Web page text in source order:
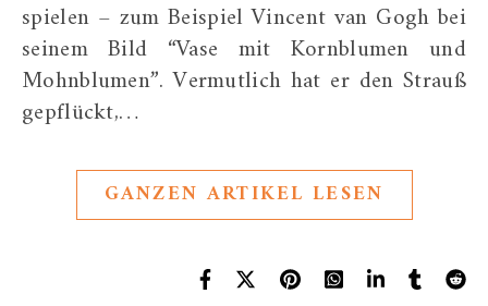
spielen – zum Beispiel Vincent van Gogh bei
seinem Bild “Vase mit Kornblumen und
Mohnblumen”. Vermutlich hat er den Strauß
gepflückt,…
GANZEN ARTIKEL LESEN